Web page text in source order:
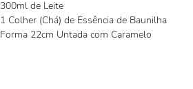
300ml de Leite
1 Colher (Chá) de Essência de Baunilha
Forma 22cm Untada com Caramelo